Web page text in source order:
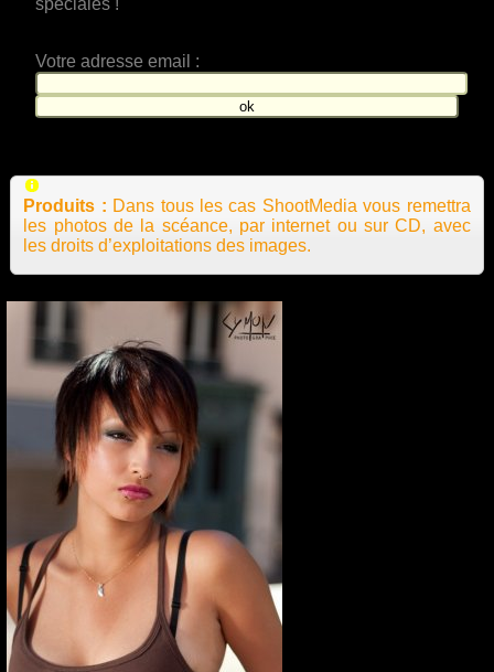
spéciales !
Votre adresse email :
Produits : Dans tous les cas ShootMedia vous remettra
les photos de la scéance, par internet ou sur CD, avec
les droits d’exploitations des images.